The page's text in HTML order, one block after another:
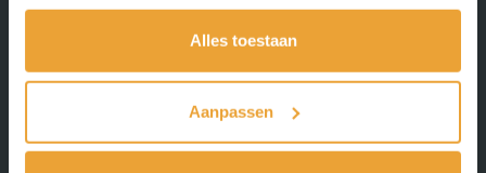
Alles toestaan
Aanpassen
Vragen? Neem contact op